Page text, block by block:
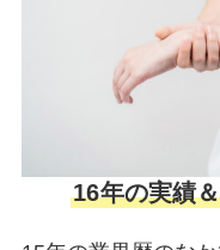
16年の実績